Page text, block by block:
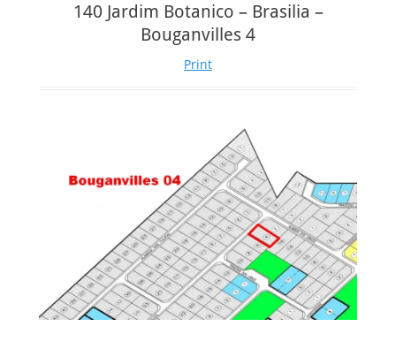
140 Jardim Botanico – Brasilia –
Bouganvilles 4
Print